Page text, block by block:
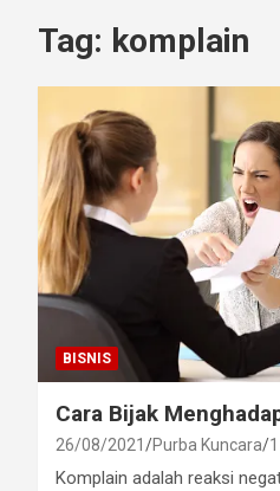
Tag: komplain
BISNIS
Cara Bijak
26/08/2021 Purba Kuncara
Komplain adalah reaksi